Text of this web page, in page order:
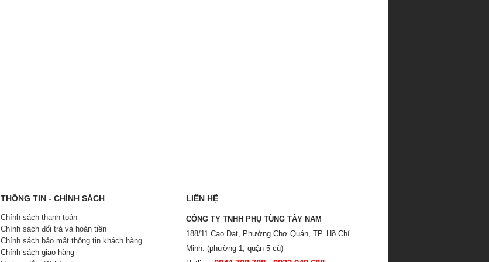
THÔNG TIN - CHÍNH SÁCH
Chính sách thanh toán
Chính sách đổi trả và hoàn tiền
Chính sách bảo mật thông tin khách hàng
Chính sách giao hàng
LIÊN HỆ
CÔNG TY TNHH PHỤ TÙNG TÂY NAM
188/11 Cao Đạt, Phường Chợ Quán, TP. Hồ Chí
Minh. (phường 1, quận 5 cũ)